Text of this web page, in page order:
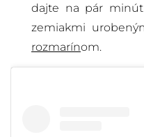
dajte na pár
zemiakmi
rozmarínom.